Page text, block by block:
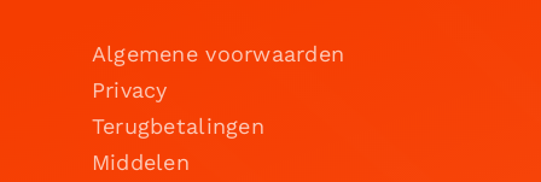
Algemene voorwaarden
Privacy
Terugbetalingen
Middelen